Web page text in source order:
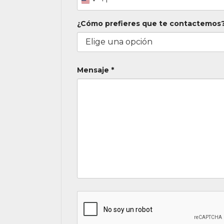
¿Cómo prefieres que te
Mensaje *